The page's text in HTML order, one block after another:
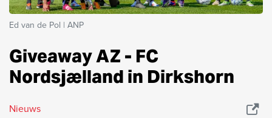
Ed van de Pol | ANP
Giveaway AZ - FC
Nordsjælland in Dirkshorn
Nieuws